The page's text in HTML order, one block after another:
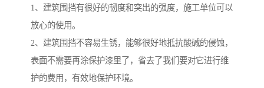
1、建筑围挡有很好的韧度和突出的强度，施工单位可以
放心的使用。
2、建筑围挡不容易生锈，能够很好地抵抗酸碱的侵蚀，
表面不需要再涂保护漆里了，省去了我们要对它进行维
护的费用，有效地保护环境。